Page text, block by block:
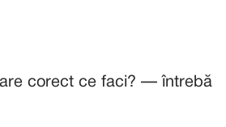
corect ce faci? — întrebă